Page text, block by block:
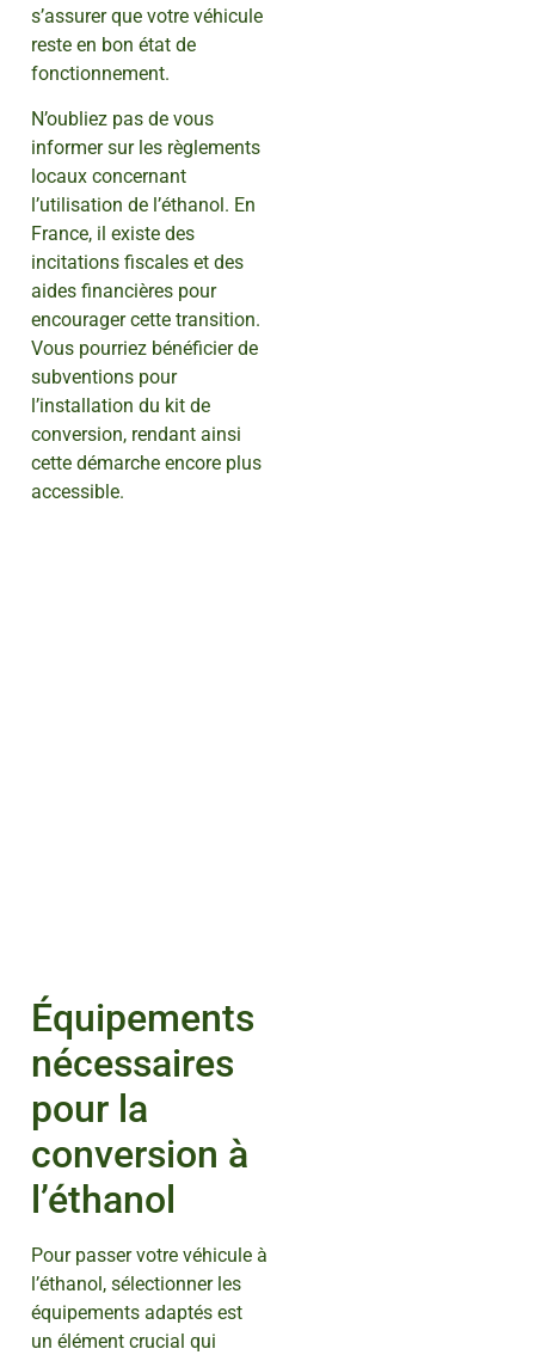
s’assurer que votre véhicule
reste en bon état de
fonctionnement.
N’oubliez pas de vous
informer sur les règlements
locaux concernant
l’utilisation de l’éthanol. En
France, il existe des
incitations fiscales et des
aides financières pour
encourager cette transition.
Vous pourriez bénéficier de
subventions pour
l’installation du kit de
conversion, rendant ainsi
cette démarche encore plus
accessible.
Équipements
nécessaires
pour la
conversion à
l’éthanol
Pour passer votre véhicule à
l’éthanol, sélectionner les
équipements adaptés est
un élément crucial qui